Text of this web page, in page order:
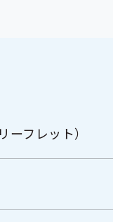
フレット）